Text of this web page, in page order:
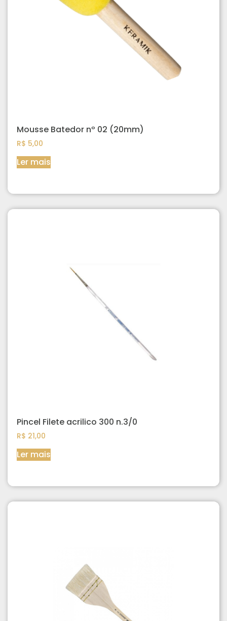
Mousse Batedor nº 02 (20mm)
R$ 5,00
Ler mais
Pincel Filete acrilico 300 n.3/0
R$ 21,00
Ler mais